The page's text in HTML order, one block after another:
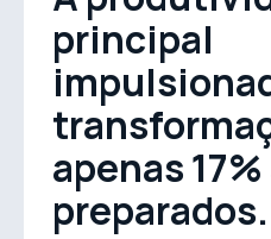
principal
apenas
preparados.